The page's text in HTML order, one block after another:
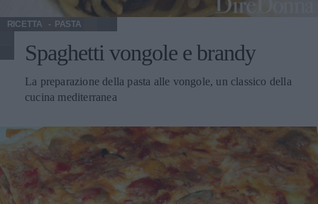
RICETTA PASTA
Spaghetti vongole e brandy
La preparazione della pasta alle vongole, un classico della
cucina mediterranea